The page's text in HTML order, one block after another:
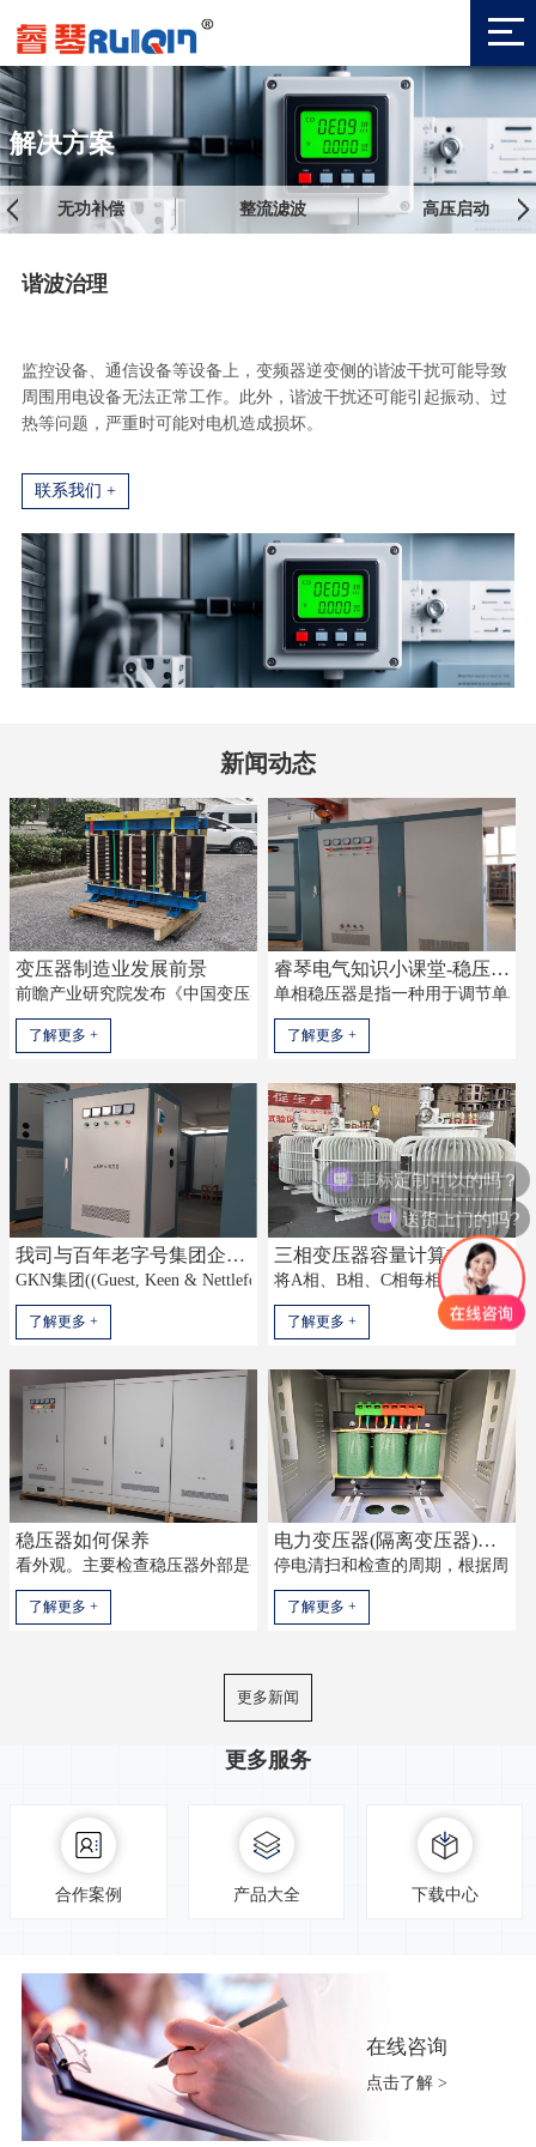
解决方案
无功补偿 整流滤波 高压启动
谐波治理
监控设备、通信设备等设备上 ，变频器逆变侧的谐波干扰可能导致
周围用电设备无法正常工作。此外，谐波干扰还可能引起振动、过
热等问题，严重时可能对电机造成损坏。
联系我们 +
新闻动态
变压器制造业发展前景
前瞻产业研究院发布《中国变压器制造行业市场需求预测与投资战略
了解更多 +
睿琴电气知识小课堂-稳压器-三相稳压器-单相稳压器
单相稳压器是指一种用于调节单相
了解更多 +
我司与百年老字号集团企业合作成功-可喜可贺
GKN集团((Guest, Keen & Nettlefolds Ltd))创建于1759年，至今已有二
了解更多 +
三相变压器容量计算方法
将A相、B相、C相每相负载功率独
了解更多 +
稳压器如何保养
看外观。主要检查稳压器外部是否存在渗油、是否存在零部件冒烟或
了解更多 +
电力变压器(隔离变压器)如何检验保养?
停电清扫和检查的周期，根据周围
了解更多 +
更多新闻
更多服务
合作案例 产品大全 下载中心
在线咨询
点击了解 >
非标定制可以的吗？
送货上门的吗?